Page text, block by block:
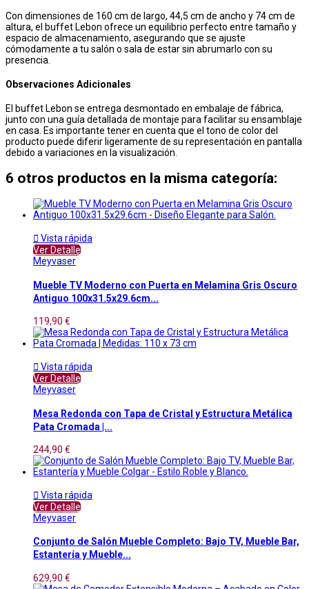
Con dimensiones de 160 cm de largo, 44,5 cm de ancho y 74 cm de
altura, el buffet Lebon ofrece un equilibrio perfecto entre tamaño y
espacio de almacenamiento, asegurando que se ajuste
cómodamente a tu salón o sala de estar sin abrumarlo con su
presencia.
Observaciones Adicionales
El buffet Lebon se entrega desmontado en embalaje de fábrica,
junto con una guía detallada de montaje para facilitar su ensamblaje
en casa. Es importante tener en cuenta que el tono de color del
producto puede diferir ligeramente de su representación en pantalla
debido a variaciones en la visualización.
6 otros productos en la misma categoría:
 Vista rápida
Ver Detalle
Meyvaser
Mueble TV Moderno con Puerta en Melamina Gris Oscuro
Antiguo 100x31.5x29.6cm...
119,90 €
 Vista rápida
Ver Detalle
Meyvaser
Mesa Redonda con Tapa de Cristal y Estructura Metálica
Pata Cromada |...
244,90 €
 Vista rápida
Ver Detalle
Meyvaser
Conjunto de Salón Mueble Completo: Bajo TV, Mueble Bar,
Estantería y Mueble...
629,90 €